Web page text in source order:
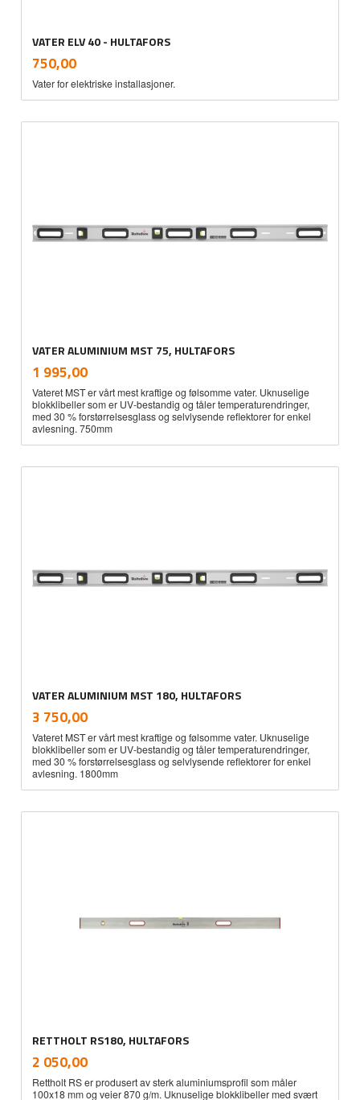
VATER ELV 40 - HULTAFORS
Pris
750,00mva.
Vater for elektriske installasjoner.
VATER ALUMINIUM MST 75, HULTAFORS
Pris
1 995,00mva.
Vateret MST er vårt mest kraftige og følsomme vater. Uknuselige
blokklibeller som er UV-bestandig og tåler temperaturendringer,
med 30 % forstørrelsesglass og selvlysende reflektorer for enkel
avlesning. 750mm
VATER ALUMINIUM MST 180, HULTAFORS
Pris
3 750,00mva.
Vateret MST er vårt mest kraftige og følsomme vater. Uknuselige
blokklibeller som er UV-bestandig og tåler temperaturendringer,
med 30 % forstørrelsesglass og selvlysende reflektorer for enkel
avlesning. 1800mm
RETTHOLT RS180, HULTAFORS
Pris
2 050,00mva.
Rettholt RS er produsert av sterk aluminiumsprofil som måler
100x18 mm og veier 870 g/m. Uknuselige blokklibeller med svært